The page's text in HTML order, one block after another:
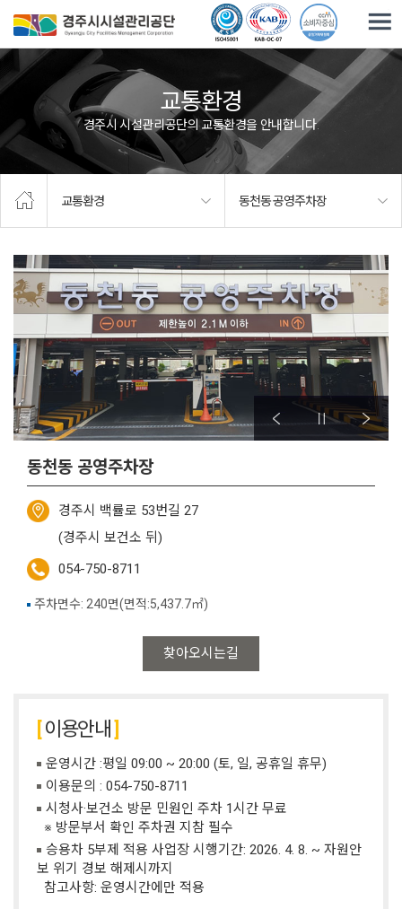
교통환경
경주시 시설관리공단의 교통환경을 안내합니다.
교통환경 동천동 공영주차장
동천동 공영주차장
경주시 백률로 53번길 27
(경주시 보건소 뒤)
054-750-8711
찾아오시는길
주차면수: 240면(면적:5,437.7㎡)
이용안내
운영시간 :평일 09:00 ~ 20:00 (토, 일, 공휴일 휴무)
이용문의 : 054-750-8711
시청사·보건소 방문 민원인 주차 1시간 무료
※ 방문부서 확인 주차권 지참 필수
승용차 5부제 적용 사업장 시행기간: 2026. 4. 8. ~ 자원안
보 위기 경보 해제시까지
참고사항: 운영시간에만 적용